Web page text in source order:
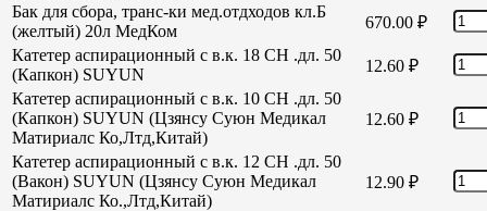
Бак для сбора, транс-ки мед.отдходов кл.Б
(желтый) 20л МедКом
670.00 ₽
Катетер аспирационный с в.к. 18 СН .дл. 50
(Капкон) SUYUN
12.60 ₽
Катетер аспирационный с в.к. 10 СН .дл. 50
(Капкон) SUYUN (Цзянсу Суюн Медикал
Матириалс Ко,Лтд,Китай)
12.60 ₽
Катетер аспирационный с в.к. 12 СН .дл. 50
(Вакон) SUYUN (Цзянсу Суюн Медикал
Матириалс Ко.,Лтд,Китай)
12.90 ₽